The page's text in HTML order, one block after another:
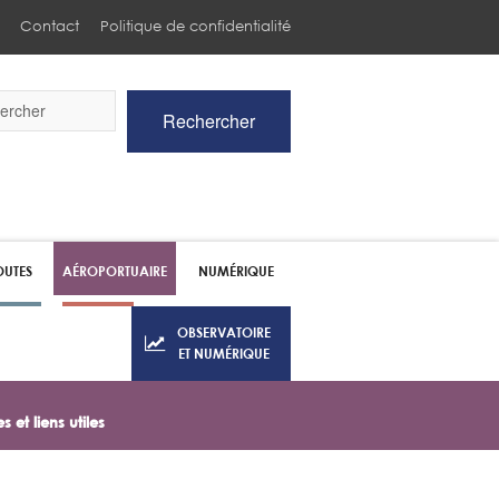
Contact Politique de confidentialité
Rechercher
AÉROPORTUAIRE NUMÉRIQUE
OBSERVATOIRE
ET NUMÉRIQUE
et liens utiles